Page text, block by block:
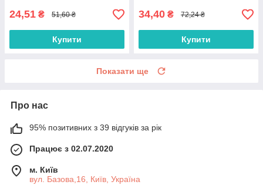
24,51 ₴ 51,60 ₴
Купити
34,40 ₴ 72,24 ₴
Купити
Показати ще
Про нас
95% позитивних з 39 відгуків за рік
Працює з 02.07.2020
м. Київ
вул. Базова,16, Київ, Україна